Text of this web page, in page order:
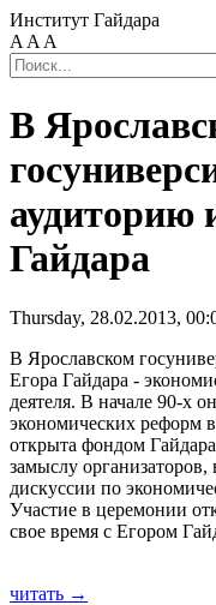
Институт Гайдара
A A A
В
аудиторию
Гайдара
Thursday, 28.02.2013,
В Ярославском
Егора Гайдара -
деятеля. В начале 90-х
экономических реформ
открыта фондом
замыслу
дискуссии по
Участие в церемонии
свое время с Егором
читать →